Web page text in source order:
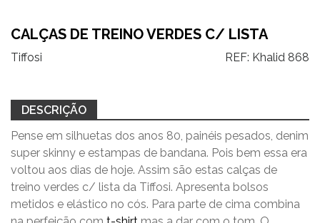
CALÇAS DE TREINO VERDES C/ LISTA
Tiffosi REF: Khalid 868
DESCRIÇÃO
Pense em silhuetas dos anos 80, painéis pesados, denim
super skinny e estampas de bandana. Pois bem essa era
voltou aos dias de hoje. Assim são estas calças de
treino verdes c/ lista da Tiffosi. Apresenta bolsos
metidos e elástico no cós. Para parte de cima combina